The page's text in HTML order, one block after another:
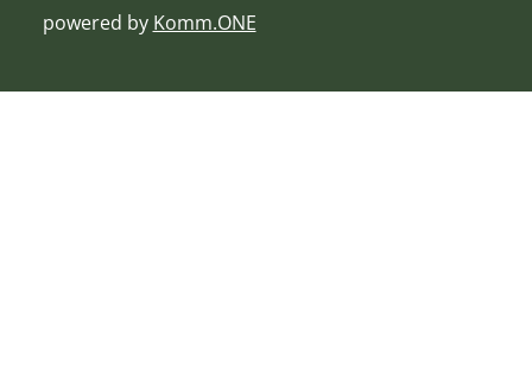
powered by Komm.ONE